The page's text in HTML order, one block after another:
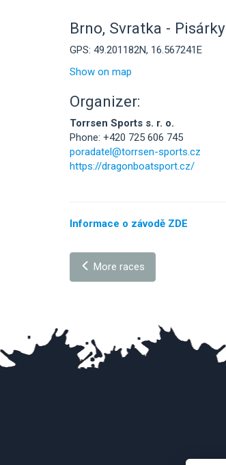
Brno, Svratka - Pisárky
GPS: 49.201182N, 16.567241E
Show on map
Organizer:
Torrsen Sports s. r. o.
Phone: +420 725 606 745
poradatel@torrsen-sports.cz
https://dragonboatsport.cz/
Informace o závodě ZDE
More races